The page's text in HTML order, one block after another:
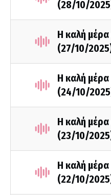
(28/10/
Η καλή
(27/10/
Η καλή
(24/10/
Η καλή
(23/10/
Η καλή
(22/10/